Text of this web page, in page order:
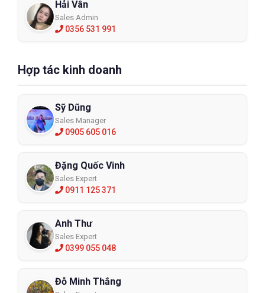
Hải Vân
Sales Admin
0356 531 991
Hợp tác kinh doanh
Sỹ Dũng
Sales Manager
0905 605 016
Đặng Quốc Vinh
Sales Expert
0911 125 371
Anh Thư
Sales Expert
0399 055 048
Đỗ Minh Thắng